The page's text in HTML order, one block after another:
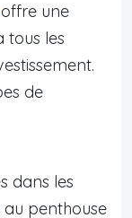
offre une
tous les
de
dans les
au penthouse